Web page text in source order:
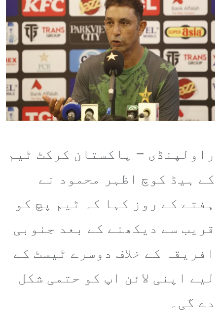
راولپنڈی – پاکستان کرکٹ ٹیم
کے ہیڈ کوچ اظہر محمود نے
ہفتے کے روز کہا کہ ٹیم پچ کو
قریب سے دیکھنے کے بعد جنوبی
افریقہ کے خلاف دوسرے ٹیسٹ کے
لیے اپنی لائن اپ کو حتمی شکل
دے گی۔